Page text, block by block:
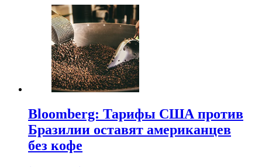
Bloomberg: Тарифы США против
Бразилии оставят американцев
без кофе